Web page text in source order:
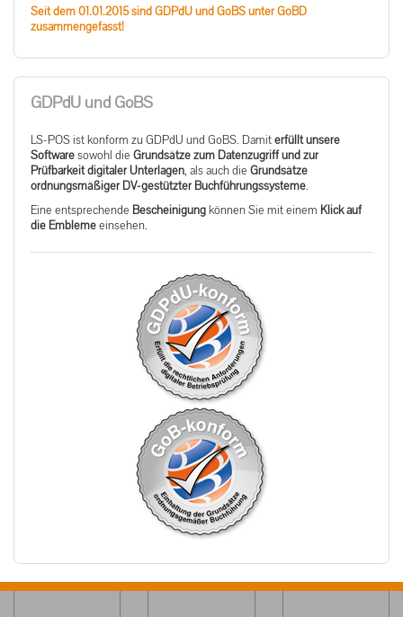
Seit dem 01.01.2015 sind GDPdU und GoBS unter GoBD
zusammengefasst!
GDPdU und GoBS
LS-POS ist konform zu GDPdU und GoBS. Damiterfüllt unsere
Softwaresowohl die Grundsätze zum Datenzugriff und zur
Prüfbarkeit digitaler Unterlagen, als auch die Grundsätze
ordnungsmäßiger DV-gestützter Buchführungssysteme.
Eine entsprechende Bescheinigungkönnen Sie mit einem Klick auf
die Emblemeeinsehen.